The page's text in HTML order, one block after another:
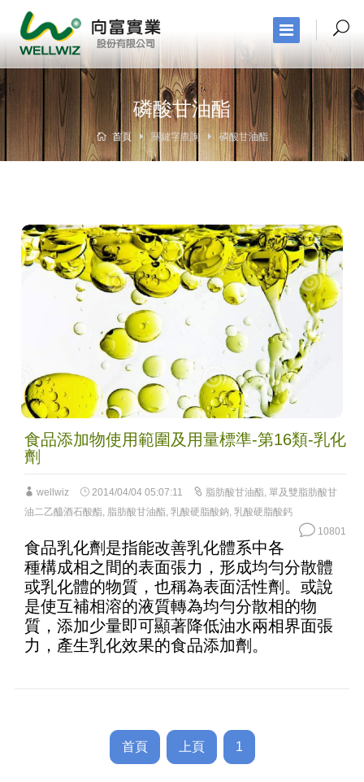
磷酸甘油酯
首頁 關鍵字查詢 磷酸甘油酯
食品添加物使用範圍及用量標準-第16類-乳化
劑
wellwiz 2014/04/04 05:07:11 脂肪酸甘油酯 單及雙脂肪酸甘
油二乙醯酒石酸酯 脂肪酸甘油酯 乳酸硬脂酸鈉 乳酸硬脂酸鈣
10801
食品乳化劑是指能改善乳化體系中各
種構成相之間的表面張力，形成均勻分散體
或乳化體的物質，也稱為表面活性劑。或說
是使互補相溶的液質轉為均勻分散相的物
質，添加少量即可顯著降低油水兩相界面張
力，產生乳化效果的食品添加劑。
首頁 上頁 1